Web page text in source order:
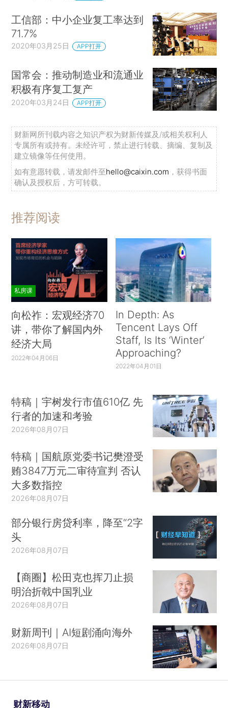
工信部：中小企业复工率达到
71.7%
2020年03月25日 APP打开
国常会：推动制造业和流通业
积极有序复工复产
2020年03月24日 APP打开
财新网所刊载内容之知识产权为财新传媒及/或相关权利人
专属所有或持有。未经许可，禁止进行转载、摘编、复制及
建立镜像等任何使用。
如有意愿转载，请发邮件至hello@caixin.com ，获得书面
确认及授权后，方可转载。
推荐阅读
私房课
向松祚：宏观经济70
讲，带你了解国内外
经济大局
2022年04月06日
In Depth: As
Tencent Lays Off
Staff, Is Its ‘Winter’
Approaching?
2022年04月01日
特稿｜宇树发行市值610亿 先
行者的加速和考验
2026年08月07日
特稿｜国航原党委书记樊澄受
贿3847万元二审待宣判 否认
大多数指控
2026年08月07日
部分银行房贷利率，降至“2字
头
2026年08月07日
【商圈】松田克也挥刀止损
明治折戟中国乳业
2026年08月07日
财新周刊｜AI短剧涌向海外
2026年08月07日
财新移动